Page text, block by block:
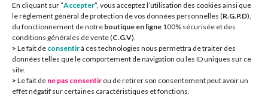
En cliquant sur ”Accepter”, vous acceptez l’utilisation des cookies ainsi que
le règlement général de protection de vos données personnelles (R.G.P.D),
du fonctionnement de notre boutique en ligne 100% sécurisée et des
conditions générales de vente (C.G.V).
> Le fait de consentirà ces technologies nous permettra de traiter des
données telles que le comportement de navigation ou les ID uniques sur ce
site.
> Le fait de ne pas consentir ou de retirer son consentement peut avoir un
effet négatif sur certaines caractéristiques et fonctions.